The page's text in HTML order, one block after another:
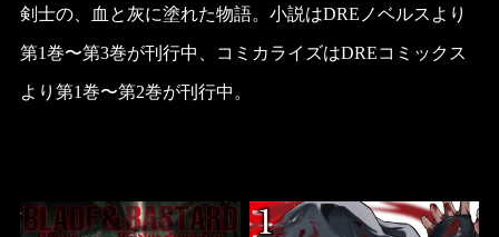
剣士の、血と灰に塗れた物語。小説はDREノベルスより
第1巻〜第3巻が刊行中、コミカライズはDREコミックス
より第1巻〜第2巻が刊行中。